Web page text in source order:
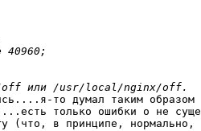
то думал таким образом
только ошибки о не
в принципе, нормально,